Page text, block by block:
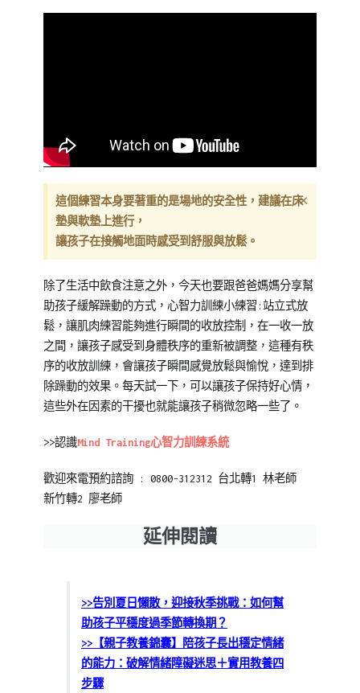
這個練習本身要著重的是場地的安全性，建議在床
墊與軟墊上進行，
讓孩子在接觸地面時感受到舒服與放鬆。
×
除了生活中飲食注意之外，今天也要跟爸爸媽媽分享幫
助孩子緩解躁動的方式，心智力訓練小練習:站立式放
鬆，讓肌肉練習能夠進行瞬間的收放控制，在一收一放
之間，讓孩子感受到身體秩序的重新被調整，這種有秩
序的收放訓練，會讓孩子瞬間感覺放鬆與愉悅，達到排
除躁動的效果。每天試一下，可以讓孩子保持好心情，
這些外在因素的干擾也就能讓孩子稍微忽略一些了。
>>認識Mind Training心智力訓練系統
歡迎來電預約諮詢 : 0800-312312 台北轉1 林老師
新竹轉2 廖老師
延伸閱讀
>>告別夏日懶散，迎接秋季挑戰：如何幫
助孩子平穩度過季節轉換期？
>>【親子教養錦囊】陪孩子長出穩定情緒
的能力：破解情緒障礙迷思＋實用教養四
步驟